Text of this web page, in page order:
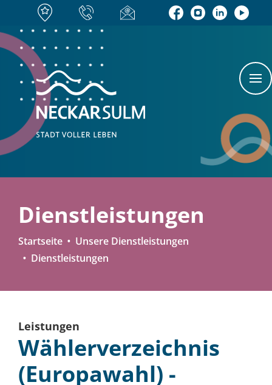
Dienstleistungen
Startseite
Unsere Dienstleistungen
Dienstleistungen
Leistungen
Wählerverzeichnis
(Europawahl) -